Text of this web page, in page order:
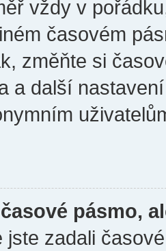
vždy v
časovém
změňte si
a další
pásmo,
jste zadali